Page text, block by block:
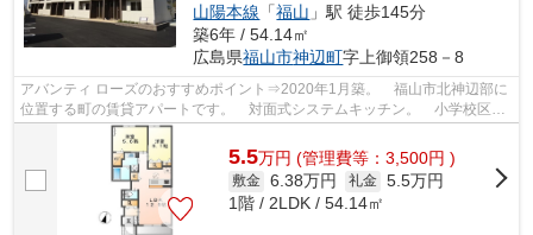
山陽本線 「福山 」駅 徒歩145分
築6年 / 54.14㎡
広島県福山市神辺町字上御領258－8
アバンティ ローズのおすすめポイント⇒2020年1月築。 福山市北神辺部に
位置する町の賃貸アパートです。 対面式システムキッチン。 小学校区は
御野に小学校です！ 徒歩約4分のとこ...
5.5万円 (管理費等：3,500円 )
敷金 6.38万円 礼金 5.5万円
1階 / 2LDK / 54.14㎡